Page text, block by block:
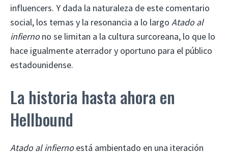
influencers. Y dada la naturaleza de este comentario
social, los temas y la resonancia a lo largo Atado al
infiernono se limitan a la cultura surcoreana, lo que lo
hace igualmente aterrador y oportuno para el público
estadounidense.
La historia hasta ahora en
Hellbound
Atado al infiernoestá ambientado en una iteración